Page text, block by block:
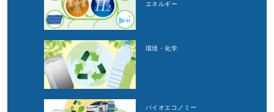
エネルギー
環境・化学
バイオエコノミー